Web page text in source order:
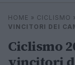
Cerca
HOME » CICLISMO
VINCITORI DEI
Ciclismo